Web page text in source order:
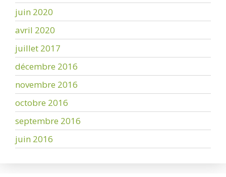
juin 2020
avril 2020
juillet 2017
décembre 2016
novembre 2016
octobre 2016
septembre 2016
juin 2016